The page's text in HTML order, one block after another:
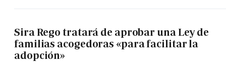
Sira Rego tratará de aprobar una Ley de
familias acogedoras «para facilitar la
adopción»